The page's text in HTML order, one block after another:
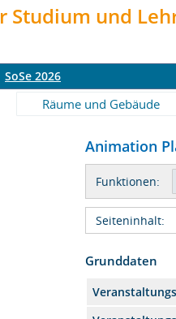
Studium und
SoSe 2026
Räume und Gebäude
Animation
Funktionen:
Seiteninhalt:
Grunddaten